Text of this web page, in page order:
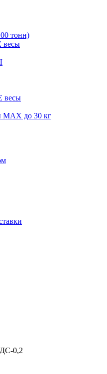
тонн)
MAX до 30 кг
0,2